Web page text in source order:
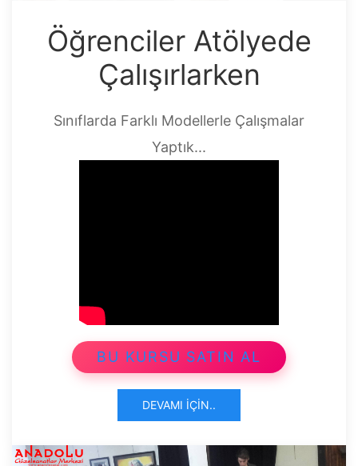
Öğrenciler Atölyede
Çalışırlarken
Sınıflarda Farklı Modellerle Çalışmalar
Yaptık...
BU KURSU SATIN AL
DEVAMI İÇIN..